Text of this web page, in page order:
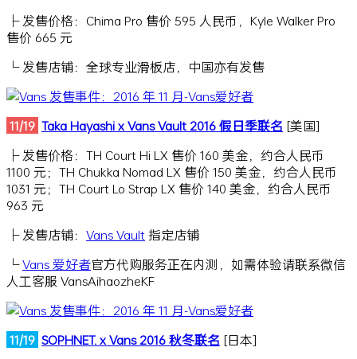
├ 发售价格：Chima Pro 售价 595 人民币，Kyle Walker Pro
售价 665 元
└ 发售店铺：全球专业滑板店，中国亦有发售
11/19 Taka Hayashi x Vans Vault 2016 假日季联名 [美国]
├ 发售价格：TH Court Hi LX 售价 160 美金，约合人民币
1100 元；TH Chukka Nomad LX 售价 150 美金，约合人民币
1031 元；TH Court Lo Strap LX 售价 140 美金，约合人民币
963 元
├ 发售店铺： Vans Vault指定店铺
└Vans 爱好者官方代购服务正在内测，如需体验请联系微信
人工客服 VansAihaozheKF
11/19 SOPHNET. x Vans 2016 秋冬联名 [日本]